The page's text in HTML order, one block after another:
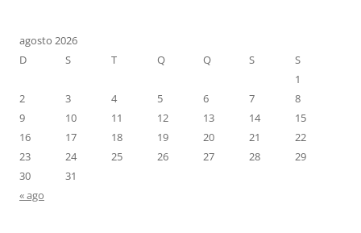
agosto 2026
D
S T Q Q S
S
1
2
3 4 5 6 7
8
9
10 11 12 13 14
15
16
17 18 19 20 21
22
23
24 25 26 27 28
29
30
31
« ago